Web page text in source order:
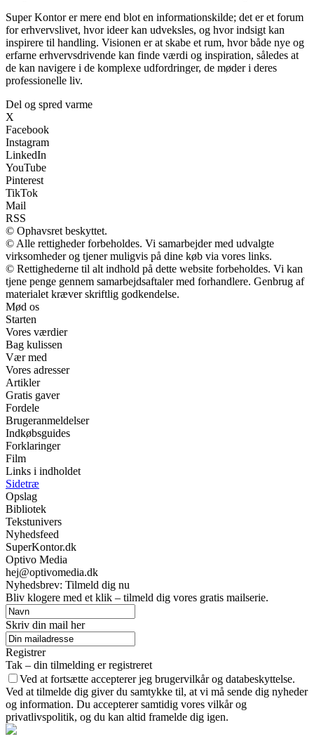
Super Kontor er mere end blot en informationskilde; det er et forum
for erhvervslivet, hvor ideer kan udveksles, og hvor indsigt kan
inspirere til handling. Visionen er at skabe et rum, hvor både nye og
erfarne erhvervsdrivende kan finde værdi og inspiration, således at
de kan navigere i de komplexe udfordringer, de møder i deres
professionelle liv.
Del og spred varme
X
Facebook
Instagram
LinkedIn
YouTube
Pinterest
TikTok
Mail
RSS
© Ophavsret beskyttet.
© Alle rettigheder forbeholdes. Vi samarbejder med udvalgte
virksomheder og tjener muligvis på dine køb via vores links.
© Rettighederne til alt indhold på dette website forbeholdes. Vi kan
tjene penge gennem samarbejdsaftaler med forhandlere. Genbrug af
materialet kræver skriftlig godkendelse.
Mød os
Starten
Vores værdier
Bag kulissen
Vær med
Vores adresser
Artikler
Gratis gaver
Fordele
Brugeranmeldelser
Indkøbsguides
Forklaringer
Film
Links i indholdet
Sidetræ
Opslag
Bibliotek
Tekstunivers
Nyhedsfeed
SuperKontor.dk
Optivo Media
hej@optivomedia.dk
Nyhedsbrev: Tilmeld dig nu
Bliv klogere med et klik – tilmeld dig vores gratis mailserie.
Skriv din mail her
Registrer
Tak – din tilmelding er registreret
Ved at fortsætte accepterer jeg brugervilkår og databeskyttelse.
Ved at tilmelde dig giver du samtykke til, at vi må sende dig nyheder
og information. Du accepterer samtidig vores vilkår og
privatlivspolitik, og du kan altid framelde dig igen.